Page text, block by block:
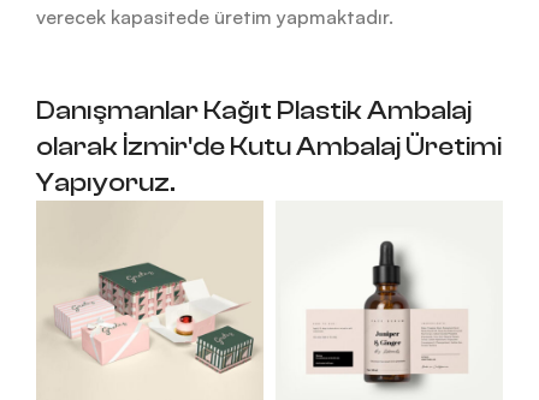
verecek kapasitede üretim yapmaktadır.
Danışmanlar Kağıt Plastik Ambalaj
olarak İzmir'de Kutu Ambalaj Üretimi
Yapıyoruz.